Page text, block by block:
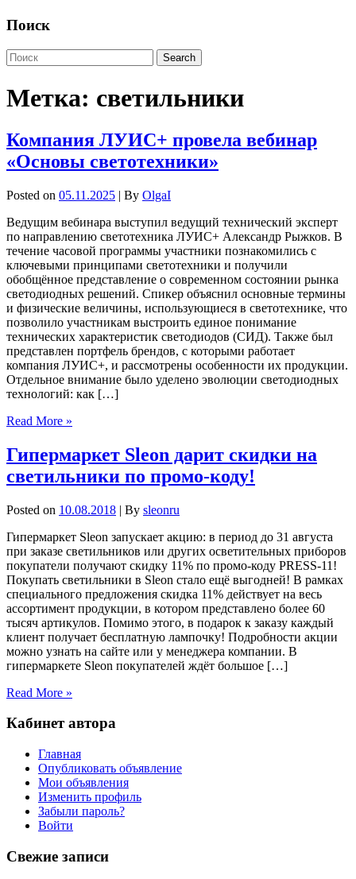
Поиск
Метка: светильники
Компания ЛУИС+ провела вебинар
«Основы светотехники»
Posted on 05.11.2025 | By OlgaI
Ведущим вебинара выступил ведущий технический эксперт
по направлению светотехника ЛУИС+ Александр Рыжков. В
течение часовой программы участники познакомились с
ключевыми принципами светотехники и получили
обобщённое представление о современном состоянии рынка
светодиодных решений. Спикер объяснил основные термины
и физические величины, использующиеся в светотехнике, что
позволило участникам выстроить единое понимание
технических характеристик светодиодов (СИД). Также был
представлен портфель брендов, с которыми работает
компания ЛУИС+, и рассмотрены особенности их продукции.
Отдельное внимание было уделено эволюции светодиодных
технологий: как […]
Read More »
Гипермаркет Sleon дарит скидки на
светильники по промо-коду!
Posted on 10.08.2018 | By sleonru
Гипермаркет Sleon запускает акцию: в период до 31 августа
при заказе светильников или других осветительных приборов
покупатели получают скидку 11% по промо-коду PRESS-11!
Покупать светильники в Sleon стало ещё выгодней! В рамках
специального предложения скидка 11% действует на весь
ассортимент продукции, в котором представлено более 60
тысяч артикулов. Помимо этого, в подарок к заказу каждый
клиент получает бесплатную лампочку! Подробности акции
можно узнать на сайте или у менеджера компании. В
гипермаркете Sleon покупателей ждёт большое […]
Read More »
Кабинет автора
Главная
Опубликовать объявление
Мои объявления
Изменить профиль
Забыли пароль?
Войти
Свежие записи